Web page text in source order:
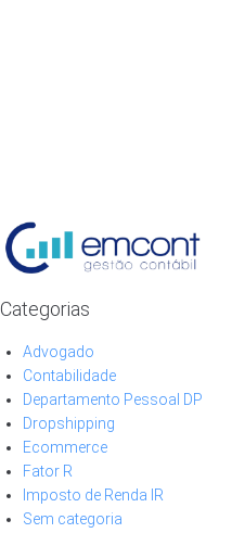
Categorias
Advogado
Contabilidade
Departamento Pessoal DP
Dropshipping
Ecommerce
Fator R
Imposto de Renda IR
Sem categoria